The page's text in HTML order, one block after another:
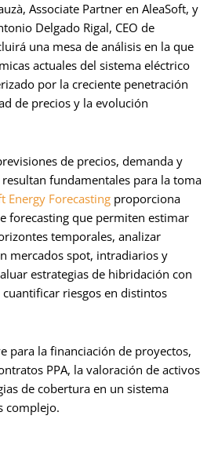
Associate Partner en AleaSoft, y
Delgado Rigal, CEO de
una mesa de análisis en la que
actuales del sistema eléctrico
por la creciente penetración
de precios y la evolución
de precios, demanda y
fundamentales para la toma
Energy Forecasting proporciona
forecasting que permiten estimar
temporales, analizar
mercados spot, intradiarios y
estrategias de hibridación con
riesgos en distintos
para la financiación de proyectos,
PPA, la valoración de activos
de cobertura en un sistema
complejo.